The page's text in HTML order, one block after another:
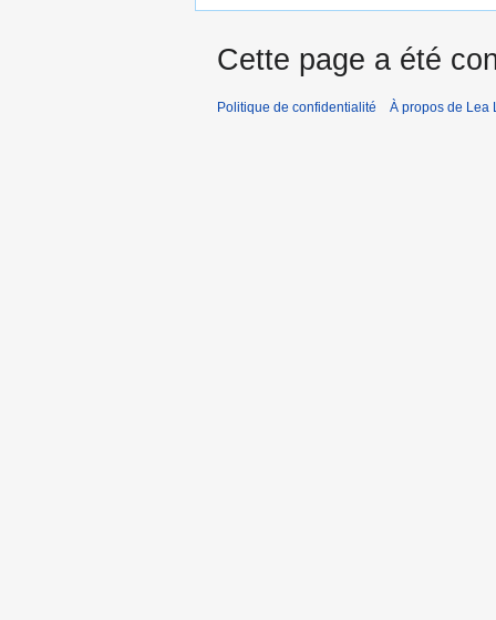
a
i
n
Cette page a été
Politique de confidentialité À propos de Lea